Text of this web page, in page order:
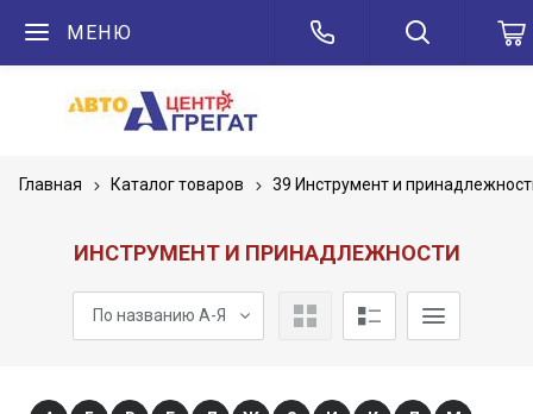
МЕНЮ
Главная Каталог товаров 39 Инструмент и
ИНСТРУМЕНТ И ПРИНАДЛЕЖНОСТИ
По названию А-Я